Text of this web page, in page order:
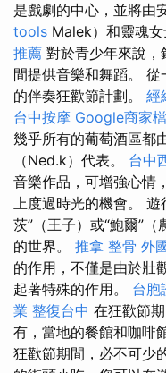
是戲劇的中心，並將由
tools Malek）和靈魂女
推薦 對於青少年來說，
間提供音樂和舞蹈。
的伴奏狂歡節計劃。 經
台中按摩 Google商家
幾乎所有的葡萄酒區都
（Ned.k）代表。 台中
音樂作品，可增強心情
上度過時光的機會。 遊
茨”（王子）或“鮑爾”
的世界。 推拿 整骨 外
的作用，不僅是由於壯
起著特殊的作用。 台胞
業 整復台中 在狂歡節
有，當地的餐館和咖啡
狂歡節期間，必不可少